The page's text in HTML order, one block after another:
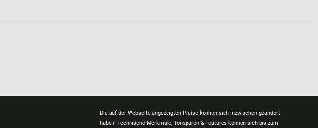
Die auf der Webseite angezeigten Preise können sich inzwischen geändert
haben. Technische Merkmale, Tonspuren & Features können sich bis zum